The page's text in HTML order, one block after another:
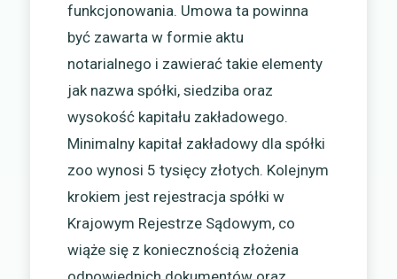
funkcjonowania. Umowa ta powinna
być zawarta w formie aktu
notarialnego i zawierać takie elementy
jak nazwa spółki, siedziba oraz
wysokość kapitału zakładowego.
Minimalny kapitał zakładowy dla spółki
zoo wynosi 5 tysięcy złotych. Kolejnym
krokiem jest rejestracja spółki w
Krajowym Rejestrze Sądowym, co
wiąże się z koniecznością złożenia